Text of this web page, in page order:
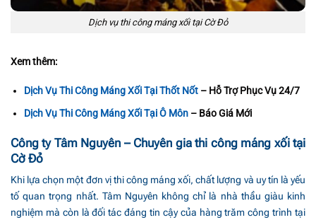
Dịch vụ thi công máng xối tại Cờ Đỏ
Xem thêm:
Dịch Vụ Thi Công Máng Xối Tại Thốt Nốt– Hỗ Trợ Phục Vụ 24/7
Dịch Vụ Thi Công Máng Xối Tại Ô Môn– Báo Giá Mới
Công ty Tâm Nguyên – Chuyên gia thi công máng xối tại
Cờ Đỏ
Khi lựa chọn một đơn vị thi công máng xối, chất lượng và uy tín là yếu
tố quan trọng nhất. Tâm Nguyên không chỉ là nhà thầu giàu kinh
nghiệm mà còn là đối tác đáng tin cậy của hàng trăm công trình tại